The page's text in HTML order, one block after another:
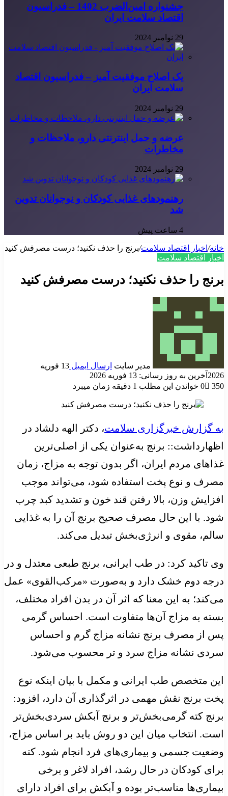
جشنواره امین‌الضرب 1402 – فدراسیون
اقتصاد سلامت ایران
29 نوامبر 2024
یک اصلاح موفقیت آمیز – فدراسیون اقتصاد
سلامت ایران
29 نوامبر 2024
عرضه و حمل اینترنتی دارو، ملاحظات و
مخاطرات
29 نوامبر 2024
رهنمودهای غذایی کودکان و نوجوانان تدوین
شد
4 ساعت پیش
خانه/ اخبار اقتصاد سلامت/برنج را حذف نکنید؛ درست مصرفش کنید
اخبار اقتصاد سلامت
برنج را حذف نکنید؛ درست مصرفش کنید
مدیر سایت ارسال ایمیل
13 فوریه
2026 آخرین به روز رسانی: 13 فوریه 2026
0
350 خواندن این مطلب 1 دقیقه زمان میبرد
به گزارش خبرگزاری سلامت، دکتر الهه دلشاد در
اظهارداشت:: برنج به‌عنوان یکی از اصلی‌ترین
غذاهای مردم ایران، اگر بدون توجه به مزاج، زمان
مصرف و نوع پخت استفاده شود، می‌تواند موجب
افزایش وزن، بالا رفتن قند خون و تشدید کبد چرب
شود. با این حال مصرف صحیح برنج آن را به غذایی
سالم، مقوی و انرژی‌بخش تبدیل می‌کند.
وی تاکید کرد: در طب ایرانی، برنج طبعی معتدل و در
درجه دوم خشک دارد و به‌صورت «مرکب‌القوی» عمل
می‌کند؛ به این معنا که اثر آن در بدن افراد مختلف،
بسته به مزاج آن‌ها متفاوت است. احساس گرمی
پس از مصرف برنج نشانه مزاج گرم و احساس
سردی نشانه مزاج سرد و تر محسوب می‌شود.
این متخصص طب ایرانی و مکمل با بیان اینکه نوع
پخت برنج نقش مهمی در اثرگذاری آن دارد، افزود:
برنج کته گرمی‌بخش‌تر و برنج آبکش سردی‌بخش‌تر
است. انتخاب میان این دو روش باید بر اساس مزاج،
وضعیت جسمی و بیماری‌های فرد انجام شود. کته
برای کودکان در حال رشد، افراد لاغر و برخی
بیماری‌ها مناسب‌تر بوده و آبکش برای افراد دارای